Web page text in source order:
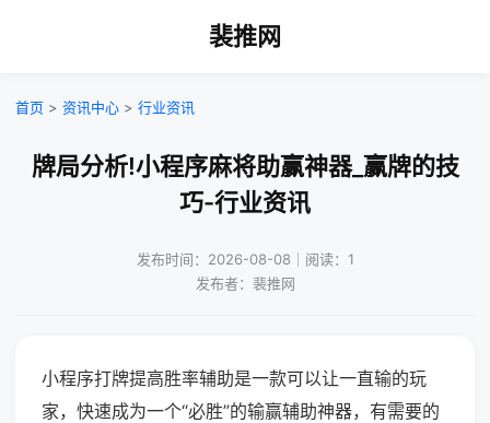
裴推网
首页 > 资讯中心 > 行业资讯
牌局分析!小程序麻将助赢神器_赢牌的技
巧-行业资讯
发布时间：2026-08-08｜阅读：1
发布者：裴推网
小程序打牌提高胜率辅助是一款可以让一直输的玩
家，快速成为一个“必胜”的输赢辅助神器，有需要的